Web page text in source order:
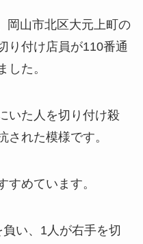
岡山市北区大元上町の
り付け店員が110番通
した。
いた人を切り付け殺
された模様です。
すめています。
い、1人が右手を切